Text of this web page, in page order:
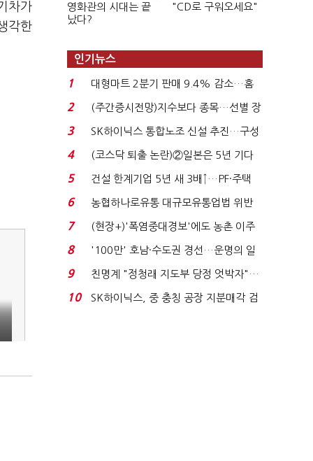
차가
각한
영화관의 시대는 끝
났다?
"CD로 구워오세요"
인기뉴스
1
대형마트 2분기 판매 9.4% 감소…홈
플러스 사태 여파...
2
(주간증시전망)지수보다 종목…선별 장
세 이어진다...
3
SK하이닉스 통합노조 신설 추진…구성
원 간 성과급 불...
4
(코스닥 퇴출 논란)②일본은 5년 기다
려주는데 우리는 ...
5
건설 한계기업 5년 새 3배↑…PF·주택
침체에 재무 ...
6
농협하나로유통 대규모유통업법 위반
적발…공정위, 과...
7
(현장+)'폭염중대경보'에도 농촌 이주
노동자는 강행군…'야...
8
'100만' 호남·수도권 경선…운명의 일
주일
9
친명계 "정청래 지도부 당정 엇박자"…
친청계 "신천지 오...
10
SK하이닉스, 중 충칭 공장 지분매각 검